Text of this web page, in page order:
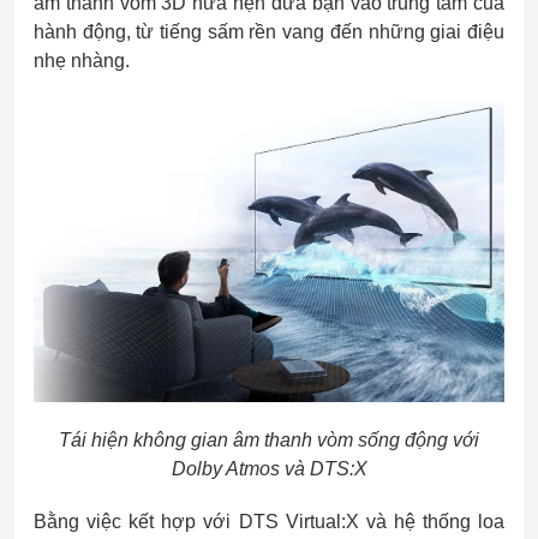
hành động, từ tiếng sấm rền vang đến những giai điệu
nhẹ nhàng.
Tái hiện không gian âm thanh vòm sống động với
Dolby Atmos và DTS:X
Bằng việc kết hợp với DTS Virtual:X và hệ thống loa